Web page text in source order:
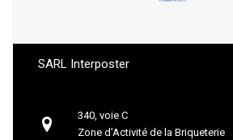
SARL Interposter
340, voie C
Zone d’Activité de la Briqueterie